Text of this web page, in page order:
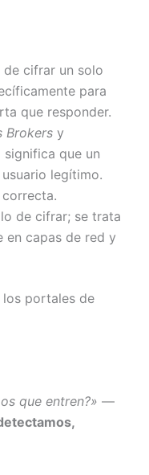
de cifrar un solo
para
que responder.
Brokers y
que un
legítimo.
de cifrar; se trata
en capas de red y
los portales de
que entren?» —